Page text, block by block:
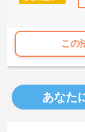
この
あなた